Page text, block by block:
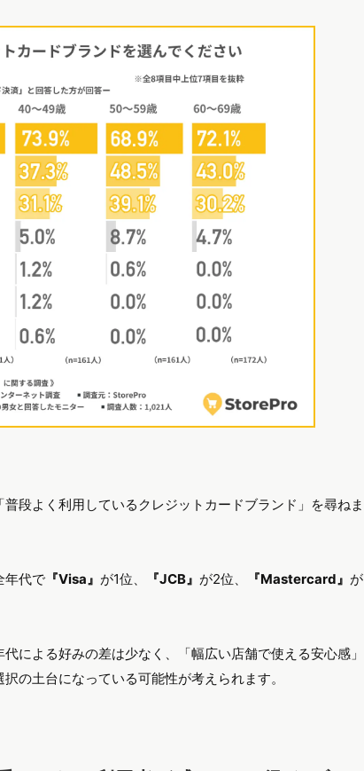
段よく利用しているクレジットカードブランド」を尋ねま
年代で 『Visa』 が1位、 『JCB』 が2位、 『Mastercard』 が
による好みの差は少なく、「幅広い店舗で使える安心感」
の土台になっている可能性が考えられます。